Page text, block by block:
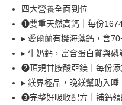
【大哥付你分期使用說明】
1.本服務由台灣大哥大提供，台
2.付款方式選擇「大哥付你分期」
流程，驗證手機門號後，選擇欲
3.實際核准額度、可分期數及費用
4.訂單成立30分鐘內，如未前往
消。如遇「轉專審核」未通過狀
法說明評估內容。
【繳款方式說明】
AFTEE先享後付
相關說明
【關於「AFTEE先享後付」】
AFTEE先享後付是「在收到商品
１．簡單：不需註冊會員、不需
２．便利：只要手機號碼，簡訊
３．安心：先確認商品／服務後，
ATM付款
貨到付款
運送方式
四大營養全面到位
❶雙重天然高鈣｜每份
▸ 愛爾蘭有機海藻鈣，含
▸ 牛奶鈣，富含蛋白質與
❷頂規甘胺酸亞鎂｜每份添
▸ 鎂界極品，晚鎂幫助入
❸完整好吸收配方｜補鈣領